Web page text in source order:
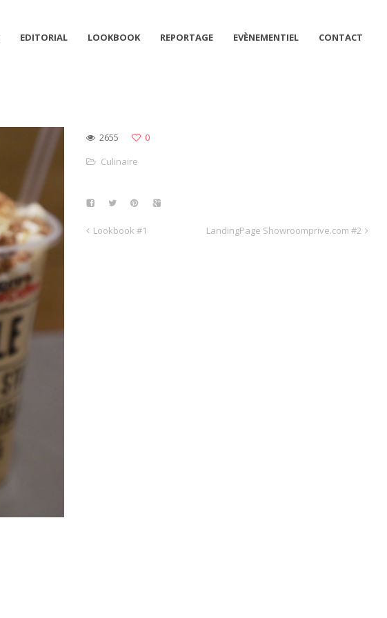
EDITORIAL LOOKBOOK REPORTAGE EVÈNEMENTIEL CONTACT
2655
0
Culinaire
Lookbook #1 LandingPage Showroomprive.com #2